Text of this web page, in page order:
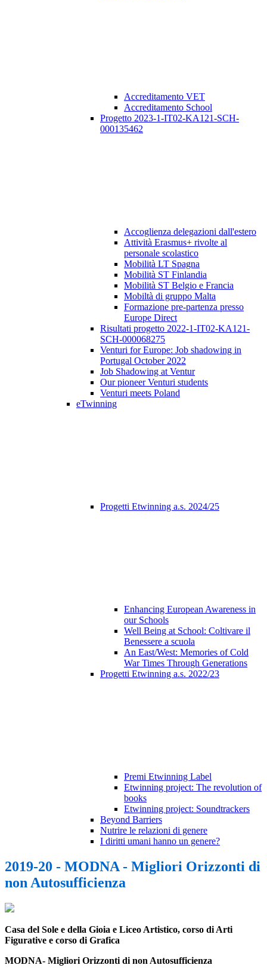
Accreditamento VET
Accreditamento School
Progetto 2023-1-IT02-KA121-SCH-
000135462
Accoglienza delegazioni dall'estero
Attività Erasmus+ rivolte al
personale scolastico
Mobilità LT Spagna
Mobilità ST Finlandia
Mobilità ST Belgio e Francia
Mobiltà di gruppo Malta
Formazione pre-partenza presso
Europe Direct
Risultati progetto 2022-1-IT02-KA121-
SCH-000068275
Venturi for Europe: Job shadowing in
Portugal October 2022
Job Shadowing at Ventur
Our pioneer Venturi students
Venturi meets Poland
eTwinning
Progetti Etwinning a.s. 2024/25
Enhancing European Awareness in
our Schools
Well Being at School: Coltivare il
Benessere a scuola
An East/West: Memories of Cold
War Times Through Generations
Progetti Etwinning a.s. 2022/23
Premi Etwinning Label
Etwinning project: The revolution of
books
Etwinning project: Soundtrackers
Beyond Barriers
Nutrire le relazioni di genere
I diritti umani hanno un genere?
2019-20 - MODNA - Migliori Orizzonti di
non Autosufficienza
Casa del Sole e della Gioia e Liceo Artistico, corso di Arti
Figurative e corso di Grafica
MODNA- Migliori Orizzonti di non Autosufficienza